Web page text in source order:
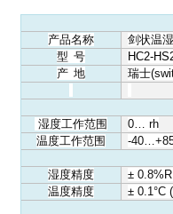
产品名称
剑状温
型 号
HC2-
产 地 瑞士
湿度工作范围
0… rh
温度工作范围
-
湿度精度
±
温度精度
± 0.1°C (